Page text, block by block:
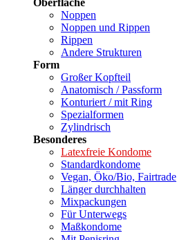
Oberfläche
Noppen
Noppen und Rippen
Rippen
Andere Strukturen
Form
Großer Kopfteil
Anatomisch / Passform
Konturiert / mit Ring
Spezialformen
Zylindrisch
Besonderes
Latexfreie Kondome
Standardkondome
Vegan, Öko/Bio, Fairtrade
Länger durchhalten
Mixpackungen
Für Unterwegs
Maßkondome